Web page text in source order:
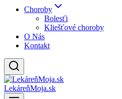
Choroby
Bolesťi
Kliešťové choroby
O Nás
Kontakt
LekáreňMoja.sk